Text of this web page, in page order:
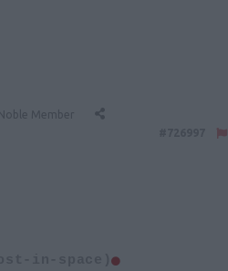
Member
in-space)